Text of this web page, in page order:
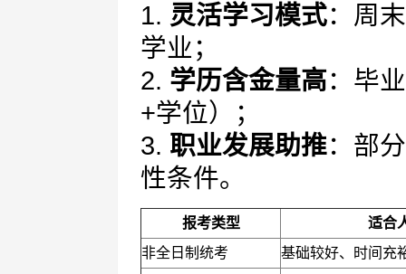
1. 灵活学习模式：周
学业；
2. 学历含金量高：毕
+学位）；
3. 职业发展助推：部
性条件。
报考类型
适合
非全日制统考
基础较好、时间充